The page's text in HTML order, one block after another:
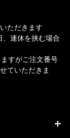
ただきます
連休を挟む場合
すがご注文番号
ていただきま